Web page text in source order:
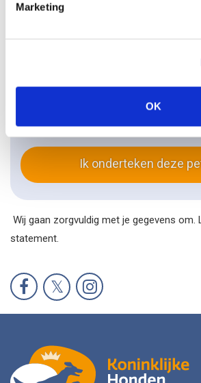
Marketing
OK
Hou mij op de hoogte van deze
hondennieuws
Ik onderteken deze
Wij gaan zorgvuldig met je gegevens om.
statement.